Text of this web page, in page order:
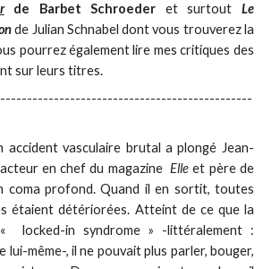
de Barbet Schroeder et surtout Le
de Julian Schnabel dont vous trouverez la
pourrez également lire mes critiques des
sur leurs titres.
accident vasculaire brutal a plongé Jean-
en chef du magazineElle et père de
coma profond. Quand il en sortit, toutes
étaient détériorées. Atteint de ce que la
locked-in syndrome » -littéralement :
lui-même-, il ne pouvait plus parler, bouger,